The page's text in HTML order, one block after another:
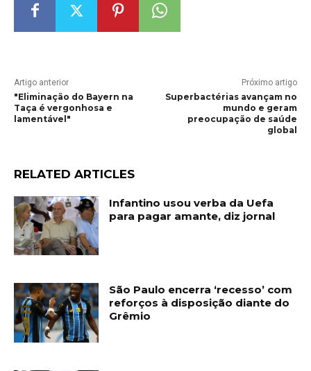
Artigo anterior
"Eliminação do Bayern na
Taça é vergonhosa e
lamentável"
Próximo artigo
Superbactérias avançam no
mundo e geram
preocupação de saúde
global
RELATED ARTICLES
Infantino usou verba da Uefa
para pagar amante, diz jornal
São Paulo encerra ‘recesso’ com
reforços à disposição diante do
Grêmio